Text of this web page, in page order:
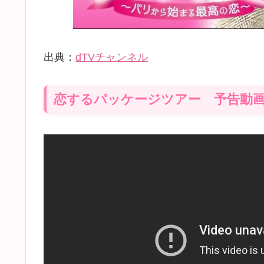
出典： dTVチャンネル
恋するパッケージツアー 予告動